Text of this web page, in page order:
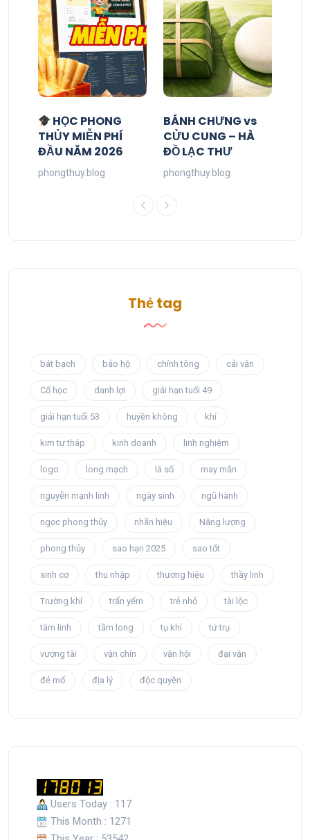
HỌC PHONG
THỦY MIỄN PHÍ
ĐẦU NĂM 2026
phongthuy.blog
BÁNH CHƯNG vs
CỬU CUNG – HÀ
ĐỒ LẠC THƯ
phongthuy.blog
Thẻ tag
bát bạch bảo hộ chính tông cải vận
Cổ học danh lợi giải hạn tuổi 49
giải hạn tuổi 53 huyền không khí
kim tự tháp kinh doanh linh nghiệm
logo long mạch lá số may mắn
nguyễn mạnh linh ngày sinh ngũ hành
ngọc phong thủy nhãn hiệu Năng lượng
phong thủy sao hạn 2025 sao tốt
sinh cơ thu nhập thương hiệu thầy linh
Trường khí trấn yểm trẻ nhỏ tài lộc
tâm linh tầm long tụ khí tứ trụ
vượng tài vận chín vận hội đại vận
đẻ mổ địa lý độc quyền
Users Today : 117
This Month : 1271